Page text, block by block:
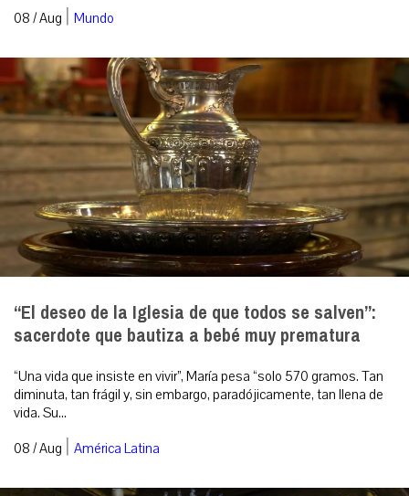
08 / Aug | Mundo
“El deseo de la Iglesia de que todos se salven”:
sacerdote que bautiza a bebé muy prematura
“Una vida que insiste en vivir”, María pesa “solo 570 gramos. Tan
diminuta, tan frágil y, sin embargo, paradójicamente, tan llena de
vida. Su...
08 / Aug | América Latina